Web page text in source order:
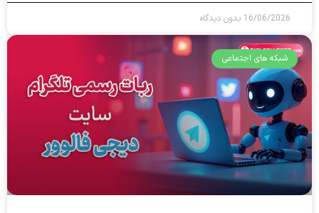
16/06/2026 بدون دیدگاه
شبکه های اجتماعی